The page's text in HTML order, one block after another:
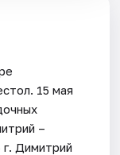
15 мая
–
Димитрий